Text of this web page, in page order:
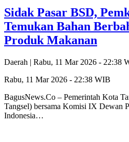
Sidak Pasar BSD,
Temukan Bahan
Produk Makanan
Daerah | Rabu, 11 Mar 2026 - 22:38
Rabu, 11 Mar 2026 - 22:38 WIB
BagusNews.Co – Pemerintah Kota
Tangsel) bersama Komisi IX Dewan
Indonesia…